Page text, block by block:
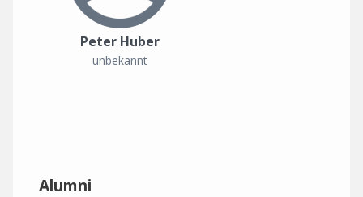
Peter Huber
unbekannt
Alumni